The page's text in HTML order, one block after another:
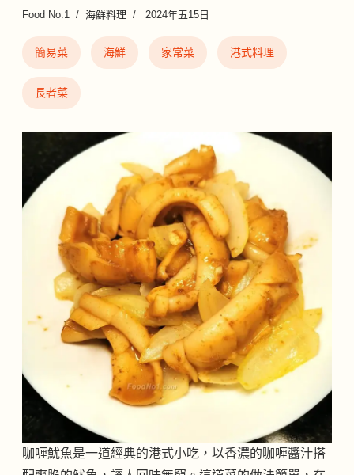
Food No.1 海鮮料理 2024年五15日
簡易菜 海鮮 家常菜 港式料理
長者菜
咖喱魷魚是一道經典的港式小吃，以香濃的咖喱醬汁搭